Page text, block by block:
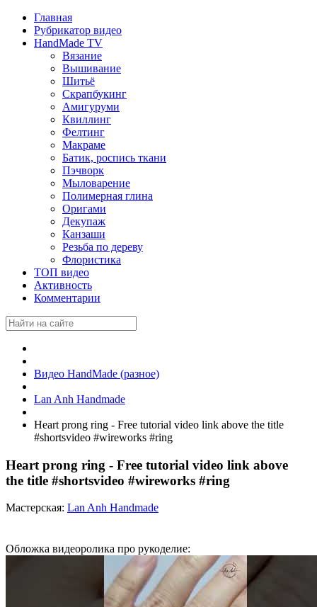
Главная
Рубрикатор видео
HandMade TV
Вязание
Вышивание
Шитьё
Скрапбукинг
Амигуруми
Квиллинг
Фелтинг
Макраме
Батик, роспись ткани
Пэчворк
Мыловарение
Полимерная глина
Оригами
Декупаж
Канзаши
Резьба по дереву
Флористика
ТОП видео
Активность
Комментарии
Видео HandMade (разное)
Lan Anh Handmade
Heart prong ring - Free tutorial video link above the title
#shortsvideo #wireworks #ring
Heart prong ring - Free tutorial video link above
the title #shortsvideo #wireworks #ring
Мастерская: Lan Anh Handmade
Обложка видеоролика про рукоделие: